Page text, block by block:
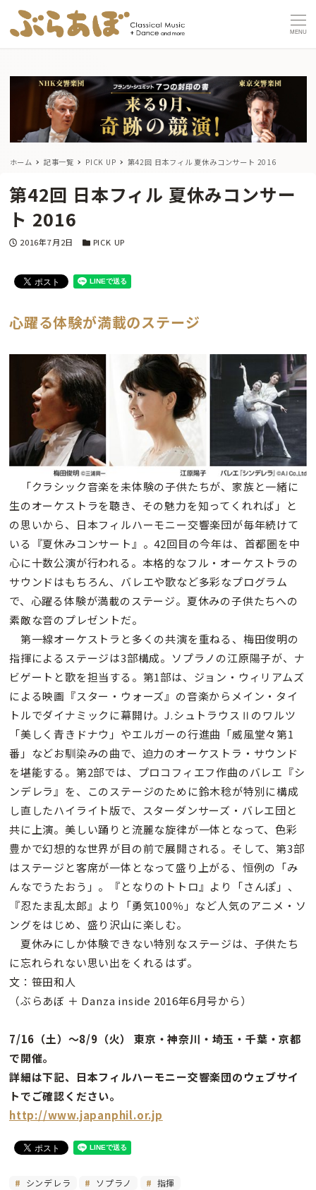
MENU
ホーム 記事一覧 PICK UP 第42回 日本フィル 夏休みコンサート 2016
第42回 日本フィル 夏休みコンサー
ト 2016
投稿日
2016年7月2日 カテゴリー
PICK UP
心躍る体験が満載のステージ
「クラシック音楽を未体験の子供たちが、家族と一緒に
生のオーケストラを聴き、その魅力を知ってくれれば」と
の思いから、日本フィルハーモニー交響楽団が毎年続けて
いる『夏休みコンサート』。42回目の今年は、首都圏を中
心に十数公演が行われる。本格的なフル・オーケストラの
サウンドはもちろん、バレエや歌など多彩なプログラム
で、心躍る体験が満載のステージ。夏休みの子供たちへの
素敵な音のプレゼントだ。
第一線オーケストラと多くの共演を重ねる、梅田俊明の
指揮によるステージは3部構成。ソプラノの江原陽子が、ナ
ビゲートと歌を担当する。第1部は、ジョン・ウィリアムズ
による映画『スター・ウォーズ』の音楽からメイン・タイ
トルでダイナミックに幕開け。J.シュトラウスⅡのワルツ
「美しく青きドナウ」やエルガーの行進曲「威風堂々第1
番」などお馴染みの曲で、迫力のオーケストラ・サウンド
を堪能する。第2部では、プロコフィエフ作曲のバレエ『シ
ンデレラ』を、このステージのために鈴木稔が特別に構成
し直したハイライト版で、スターダンサーズ・バレエ団と
共に上演。美しい踊りと流麗な旋律が一体となって、色彩
豊かで幻想的な世界が目の前で展開される。そして、第3部
はステージと客席が一体となって盛り上がる、恒例の「み
んなでうたおう」。『となりのトトロ』より「さんぽ」、
『忍たま乱太郎』より「勇気100％」など人気のアニメ・ソ
ングをはじめ、盛り沢山に楽しむ。
夏休みにしか体験できない特別なステージは、子供たち
に忘れられない思い出をくれるはず。
文：笹田和人
（ぶらあぼ ＋ Danza inside 2016年6月号から）
7/16（土）〜8/9（火） 東京・神奈川・埼玉・千葉・京都
で開催。
詳細は下記、日本フィルハーモニー交響楽団のウェブサイ
トでご確認ください。
http://www.japanphil.or.jp
シンデレラ ソプラノ
指揮